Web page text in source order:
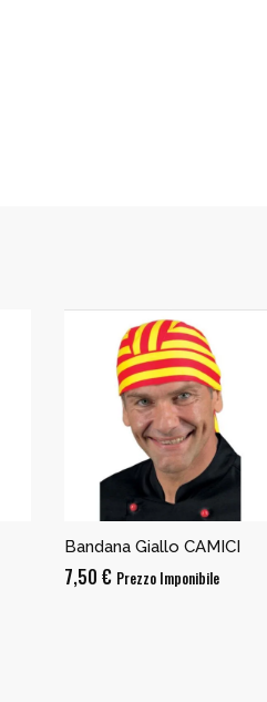
Bandana Giallo CAMICI
7,50 € Prezzo Imponibile